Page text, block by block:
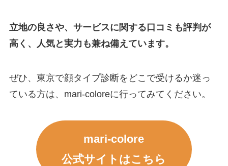
立地の良さや、サービスに関する口コミも評判が
高く、人気と実力も兼ね備えています。
ぜひ、東京で顔タイプ診断をどこで受けるか迷っ
ている方は、mari-coloreに行ってみてください。
mari-colore
公式サイトはこちら